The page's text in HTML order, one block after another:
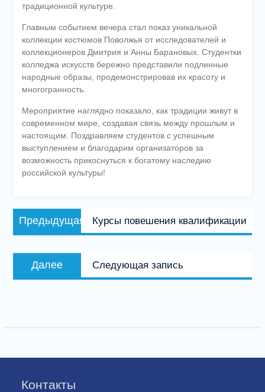
традиционной культуре.
Главным событием вечера стал показ уникальной
коллекции костюмов Поволжья от исследователей и
коллекционеров Дмитрия и Анны Барановых. Студентки
колледжа искусств бережно представили подлинные
народные образы, продемонстрировав их красоту и
многогранность.
Мероприятие наглядно показало, как традиции живут в
современном мире, создавая связь между прошлым и
настоящим. Поздравляем студентов с успешным
выступлением и благодарим организаторов за
возможность прикоснуться к богатому наследию
российской культуры!
Навигация
по
Предыдущая
запись:
Курсы повешения квалификации
Далее
запись:
Следующая запись
Контакты